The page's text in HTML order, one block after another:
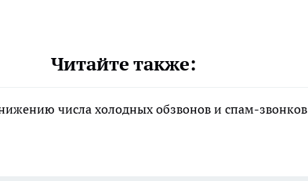
Читайте также:
числа холодных обзвонов и спам-звонков